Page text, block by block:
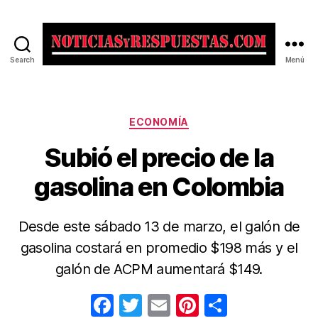
Search Menú
Categorías
ECONOMÍA
Subió el precio de la
gasolina en Colombia
Desde este sábado 13 de marzo, el galón de
gasolina costará en promedio $198 más y el
galón de ACPM aumentará $149.
F T E Pi